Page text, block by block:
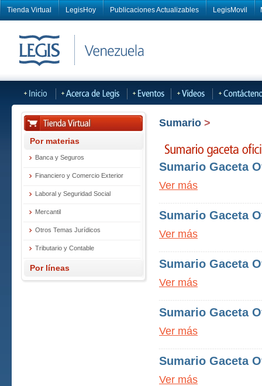
Tienda Virtual LegisHoy Publicaciones Actualizables LegisMovil
Por materias
Banca y Seguros
Financiero y Comercio Exterior
Laboral y Seguridad Social
Mercantil
Otros Temas Jurídicos
Tributario y Contable
Por líneas
Sumario >
Sumario Gaceta
Ver más
Sumario Gaceta
Ver más
Sumario Gaceta
Ver más
Sumario Gaceta
Ver más
Sumario Gaceta
Ver más